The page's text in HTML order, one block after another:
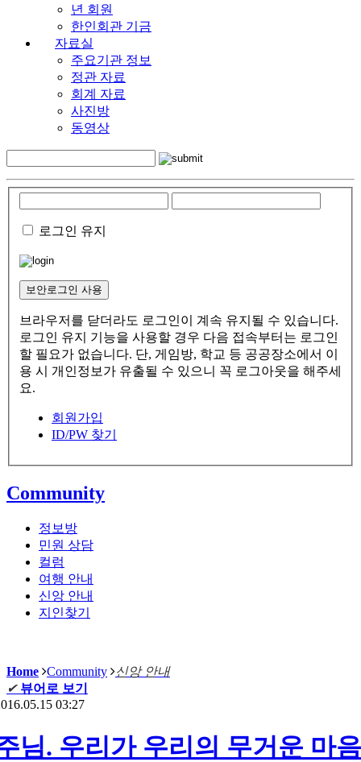
년 회원
한인회관 기금
자료실
주요기관 정보
정관 자료
회계 자료
사진방
동영상
로그인 유지
보안로그인 사용
브라우저를 닫더라도 로그인이 계속 유지될 수 있습니다.
로그인 유지 기능을 사용할 경우 다음 접속부터는 로그인
할 필요가 없습니다. 단, 게임방, 학교 등 공공장소에서 이
용 시 개인정보가 유출될 수 있으니 꼭 로그아웃을 해주세
요.
회원가입
ID/PW 찾기
Community
정보방
민원 상담
컬럼
여행 안내
신앙 안내
지인찾기
Home Community
신앙 안내
✔ 뷰어로 보기
03:27
님. 우리가 우리의 무거운 마음